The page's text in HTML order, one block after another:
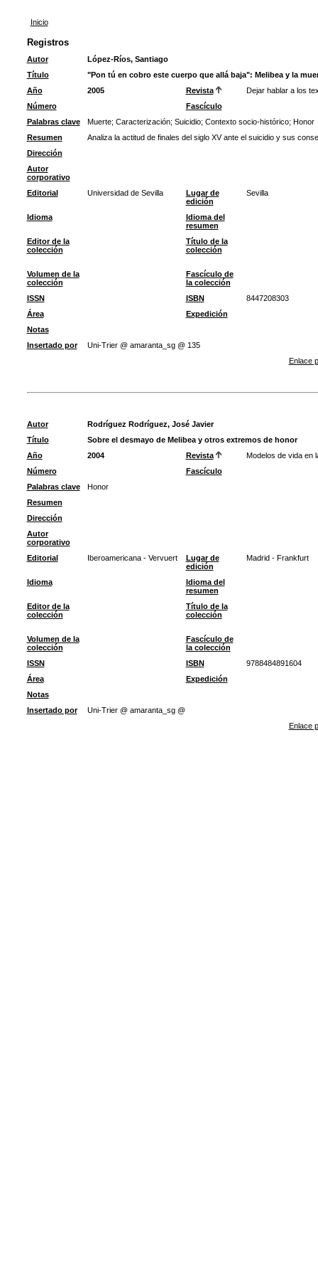
Inicio
Registros
Autor
López-Ríos, Santiago
Título
"Pon tú en cobro este cuerpo que allá baja": Melibea y la
Año
2005 Revista
Dejar hablar a los
Número
Fascículo
Palabras clave
Muerte; Caracterización; Suicidio; Contexto socio-histórico; Honor
Resumen
Analiza la actitud de finales del siglo XV ante el suicidio y sus
Dirección
Autor
corporativo
Editorial
Universidad de Sevilla
Lugar de
edición
Sevilla
Idioma
Idioma del
resumen
Editor de la
colección
Título de la
colección
Volumen de la
colección
Fascículo de
la colección
ISSN
ISBN
8447208303
Área
Expedición
Notas
Insertado por
Uni-Trier @ amaranta_sg @ 135
Enlace
Autor
Rodríguez Rodríguez, José Javier
Título
Sobre el desmayo de Melibea y otros extremos de honor
Año
2004 Revista
Modelos de vida en
Número
Fascículo
Palabras clave
Honor
Resumen
Dirección
Autor
corporativo
Editorial
Iberoamericana - Vervuert
Lugar de
edición
Madrid - Frankfurt
Idioma
Idioma del
resumen
Editor de la
colección
Título de la
colección
Volumen de la
colección
Fascículo de
la colección
ISSN
ISBN
9788484891604
Área
Expedición
Notas
Insertado por
Uni-Trier @ amaranta_sg @
Enlace